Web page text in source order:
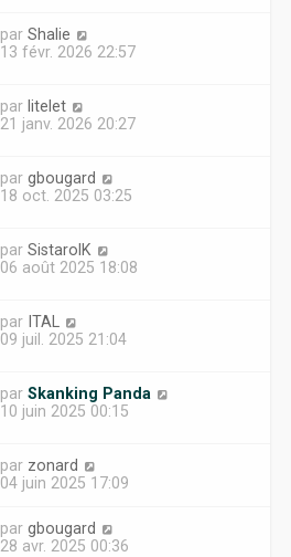
par Shalie
13 févr. 2026 22:57
par litelet
21 janv. 2026 20:27
par gbougard
18 oct. 2025 03:25
par SistarolK
06 août 2025 18:08
par ITAL
09 juil. 2025 21:04
par Skanking Panda
10 juin 2025 00:15
par zonard
04 juin 2025 17:09
par gbougard
28 avr. 2025 00:36